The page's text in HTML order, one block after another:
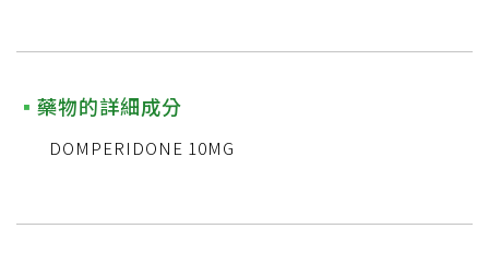
藥物的詳細成分
DOMPERIDONE 10MG